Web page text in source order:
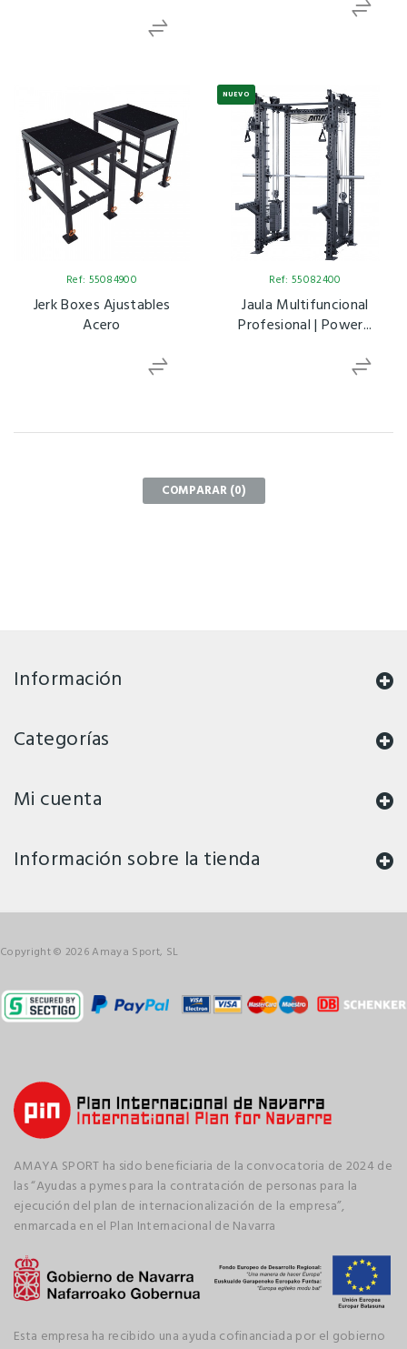
Ref: 55084900
Jerk Boxes Ajustables
Acero
NUEVO
Ref: 55082400
Jaula Multifuncional
Profesional | Power...
COMPARAR (0)
Información
Categorías
Mi cuenta
Información sobre la tienda
Copyright © 2026 Amaya Sport, SL
AMAYA SPORT ha sido beneficiaria de la convocatoria de 2024 de
las “Ayudas a pymes para la contratación de personas para la
ejecución del plan de internacionalización de la empresa”,
enmarcada en el Plan Internacional de Navarra
Esta empresa ha recibido una ayuda cofinanciada por el gobierno